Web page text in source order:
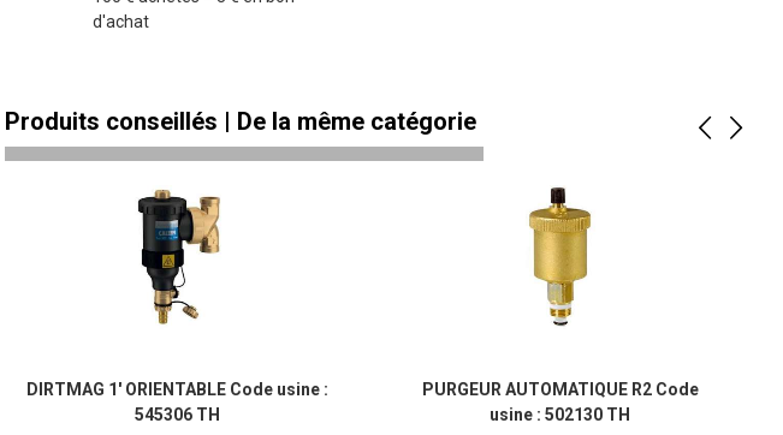
d'achat
Produits conseillés | De la même catégorie
DIRTMAG 1' ORIENTABLE Code usine :
545306 TH
PURGEUR AUTOMATIQUE R2 Code
usine : 502130 TH